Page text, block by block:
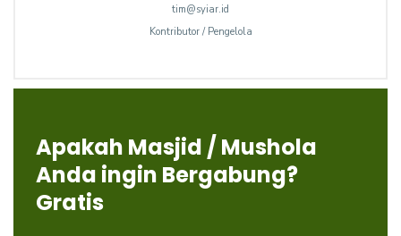
tim@syiar.id
Kontributor / Pengelola
Apakah Masjid / Mushola
Anda ingin Bergabung?
Gratis